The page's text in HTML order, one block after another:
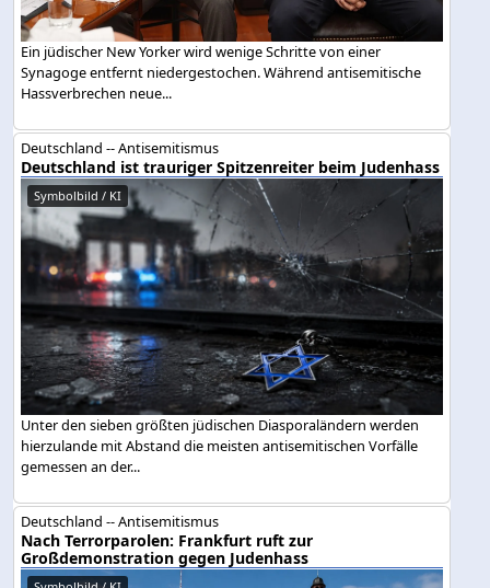
Ein jüdischer New Yorker wird wenige Schritte von einer
Synagoge entfernt niedergestochen. Während antisemitische
Hassverbrechen neue...
Deutschland -- Antisemitismus
Deutschland ist trauriger Spitzenreiter beim Judenhass
Symbolbild / KI
Unter den sieben größten jüdischen Diasporaländern werden
hierzulande mit Abstand die meisten antisemitischen Vorfälle
gemessen an der...
Deutschland -- Antisemitismus
Nach Terrorparolen: Frankfurt ruft zur
Großdemonstration gegen Judenhass